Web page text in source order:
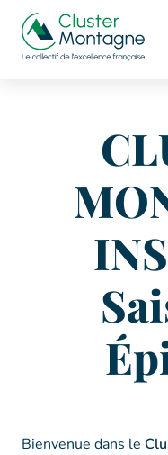
Bienvenue dans le